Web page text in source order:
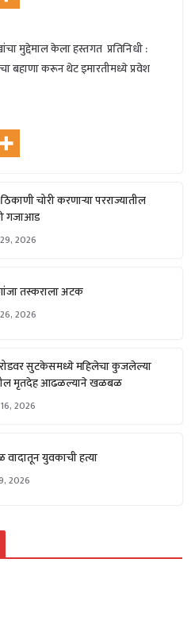
मुद्देमाल केला हस्तगत प्रतिनिधी :
बहाणा करून थेट इमारतीमध्ये प्रवेश
ठिकाणी चोरी करणाऱ्या परराज्यातील
गजाआड
2026
तस्कराला अटक
2026
सुटकेसमध्ये महिलेचा कुजलेल्या
मृतदेह आढळल्याने खळबळ
2026
वादातून युवकाची हत्या
2026